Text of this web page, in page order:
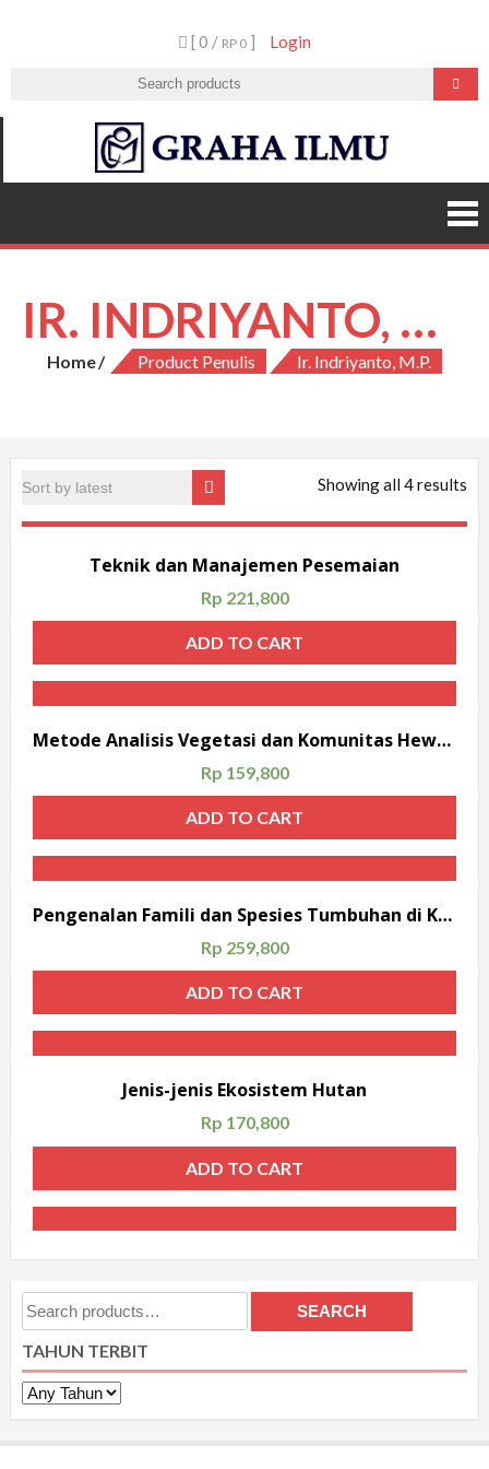
[ 0 / RP 0 ] Login
Ilmu
IR. INDRIYANTO, M.P.
Home Product Penulis Ir. Indriyanto, M.P.
Showing all 4 results
Teknik dan Manajemen Pesemaian
Rp 221,800
ADD TO CART
Metode Analisis Vegetasi dan Komunitas Hewan Edisi 2
Rp 159,800
ADD TO CART
Pengenalan Famili dan Spesies Tumbuhan di Kepulauan Krakatau
Rp 259,800
ADD TO CART
Jenis-jenis Ekosistem Hutan
Rp 170,800
ADD TO CART
Search
for:
SEARCH
TAHUN TERBIT